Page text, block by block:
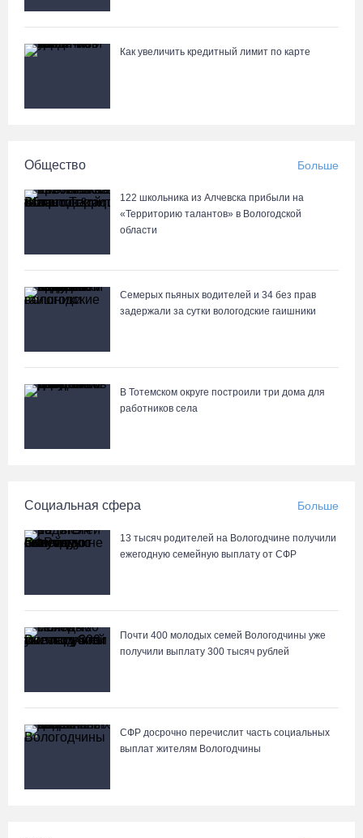
07.08.26 / 13:36
Речные трамвайчики будут бесплатно катать вологжан и гостей
города 8 и 9 августа
07.08.26 / 12:49
07.08.26 / 12:32
Вытегорском округе
07.08.26 / 12:00
Из-за ремонта путей часть череповецких трамваев остановят
на три дня
07.08.26 / 11:22
07.08.26 / 11:19
медучреждениях
Как увеличить кредитный лимит по карте
Общество Больше
122 школьника из Алчевска прибыли на
«Территорию талантов» в Вологодской
области
Семерых пьяных водителей и 34 без прав
задержали за сутки вологодские гаишники
В Тотемском округе построили три дома для
работников села
Социальная сфера Больше
13 тысяч родителей на Вологодчине получили
ежегодную семейную выплату от СФР
Почти 400 молодых семей Вологодчины уже
получили выплату 300 тысяч рублей
СФР досрочно перечислит часть социальных
выплат жителям Вологодчины